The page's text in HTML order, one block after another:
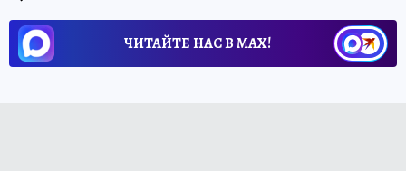
ЧИТАЙТЕ НАС В МАХ!